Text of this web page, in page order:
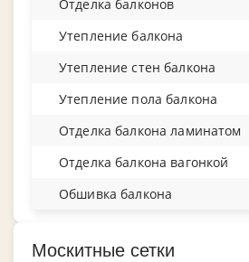
Отделка балконов
Утепление балкона
Утепление стен балкона
Утепление пола балкона
Отделка балкона ламинатом
Отделка балкона вагонкой
Обшивка балкона
Москитные сетки